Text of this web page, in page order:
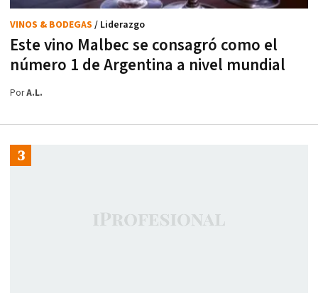
Este vino Malbec se consagró como el
número 1 de Argentina a nivel mundial
VINOS & BODEGAS / Liderazgo
PorA.L.